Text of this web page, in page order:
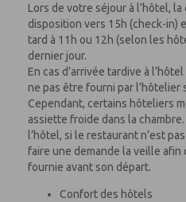
Lors de votre séjour à l’hôtel, la
disposition vers 15h (check-in)
tard à 11h ou 12h (selon les
dernier jour.
En cas d’arrivée tardive à
ne pas être fourni par l’hôtelier
Cependant, certains hôteliers
assiette froide dans la
l’hôtel, si le restaurant n’est
faire une demande la veille afin
fournie avant son départ.
Confort des hôtels